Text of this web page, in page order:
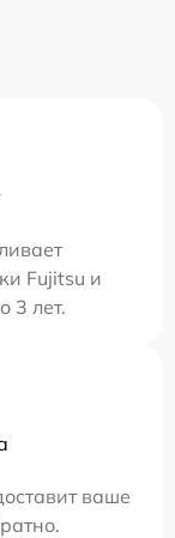
Fujitsu и
3 лет.
ваше